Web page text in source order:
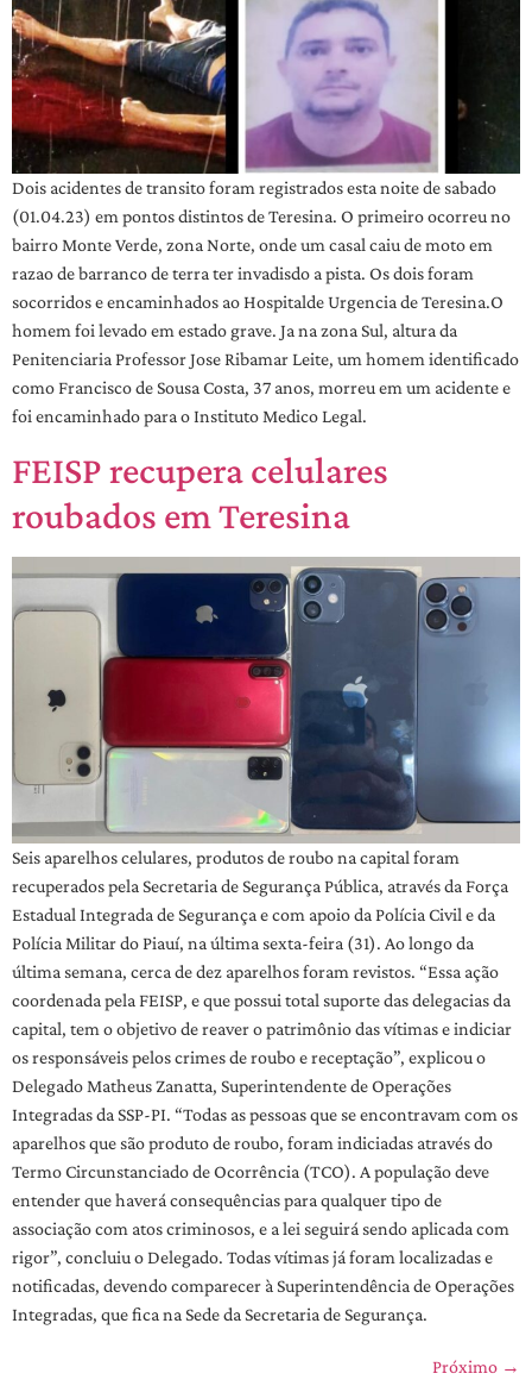
Dois acidentes de transito foram registrados esta noite de sabado
(01.04.23) em pontos distintos de Teresina. O primeiro ocorreu no
bairro Monte Verde, zona Norte, onde um casal caiu de moto em
razao de barranco de terra ter invadisdo a pista. Os dois foram
socorridos e encaminhados ao Hospitalde Urgencia de Teresina.O
homem foi levado em estado grave. Ja na zona Sul, altura da
Penitenciaria Professor Jose Ribamar Leite, um homem identificado
como Francisco de Sousa Costa, 37 anos, morreu em um acidente e
foi encaminhado para o Instituto Medico Legal.
FEISP recupera celulares
roubados em Teresina
Seis aparelhos celulares, produtos de roubo na capital foram
recuperados pela Secretaria de Segurança Pública, através da Força
Estadual Integrada de Segurança e com apoio da Polícia Civil e da
Polícia Militar do Piauí, na última sexta-feira (31). Ao longo da
última semana, cerca de dez aparelhos foram revistos. “Essa ação
coordenada pela FEISP, e que possui total suporte das delegacias da
capital, tem o objetivo de reaver o patrimônio das vítimas e indiciar
os responsáveis pelos crimes de roubo e receptação”, explicou o
Delegado Matheus Zanatta, Superintendente de Operações
Integradas da SSP-PI. “Todas as pessoas que se encontravam com os
aparelhos que são produto de roubo, foram indiciadas através do
Termo Circunstanciado de Ocorrência (TCO). A população deve
entender que haverá consequências para qualquer tipo de
associação com atos criminosos, e a lei seguirá sendo aplicada com
rigor”, concluiu o Delegado. Todas vítimas já foram localizadas e
notificadas, devendo comparecer à Superintendência de Operações
Integradas, que fica na Sede da Secretaria de Segurança.
Próximo →